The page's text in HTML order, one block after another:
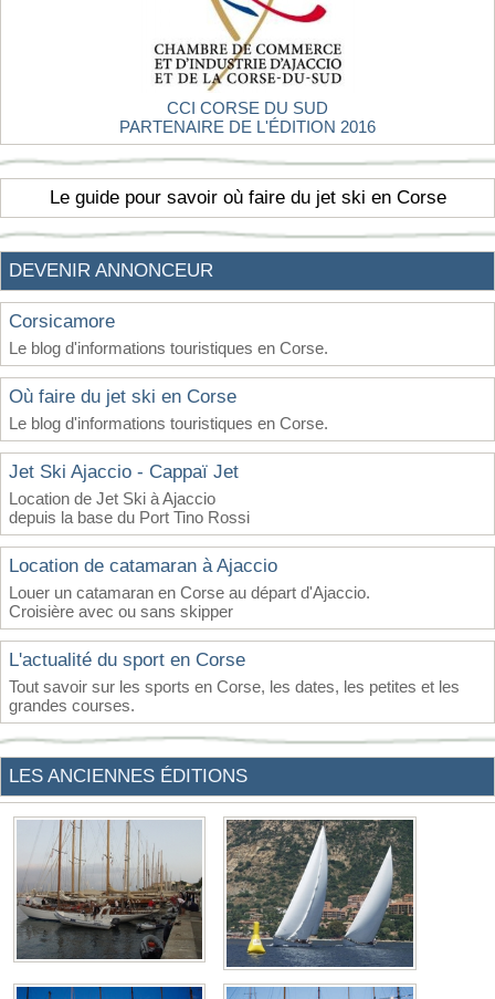
CCI CORSE DU SUD
PARTENAIRE DE L'ÉDITION 2016
Le guide pour savoir où faire du jet ski en Corse
DEVENIR ANNONCEUR
Corsicamore
Le blog d'informations touristiques en Corse.
Où faire du jet ski en Corse
Le blog d'informations touristiques en Corse.
Jet Ski Ajaccio - Cappaï Jet
Location de Jet Ski à Ajaccio
depuis la base du Port Tino Rossi
Location de catamaran à Ajaccio
Louer un catamaran en Corse au départ d'Ajaccio.
Croisière avec ou sans skipper
L'actualité du sport en Corse
Tout savoir sur les sports en Corse, les dates, les petites et les
grandes courses.
LES ANCIENNES ÉDITIONS